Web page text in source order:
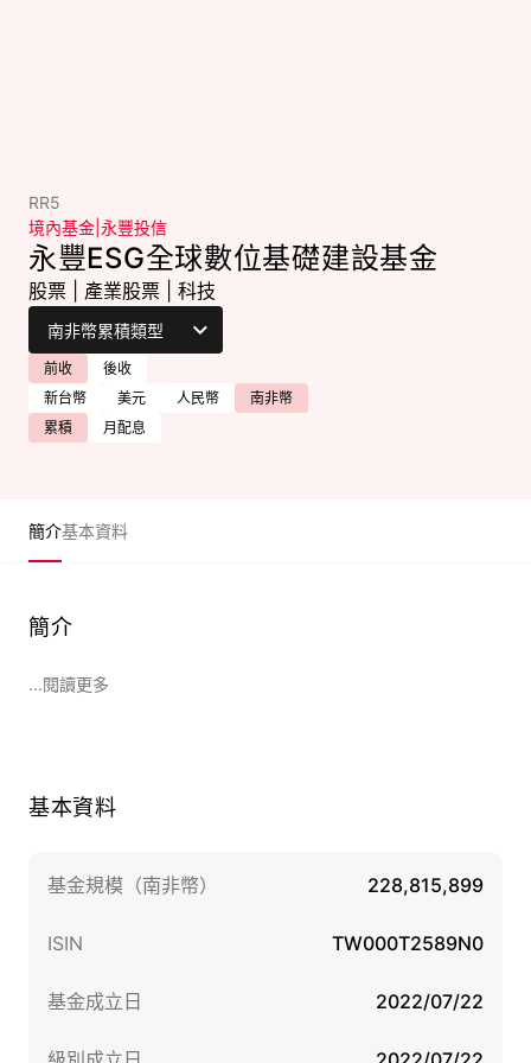
RR5
境內基金 永豐投信
永豐ESG全球數位基礎建設基金
股票 產業股票 科技
前收
後收
新台幣
美元 人民幣
南非幣
累積
月配息
簡介基本資料
簡介
...閱讀更多
基本資料
基金規模（南非幣） 228,815,899
ISIN TW000T2589N0
基金成立日 2022/07/22